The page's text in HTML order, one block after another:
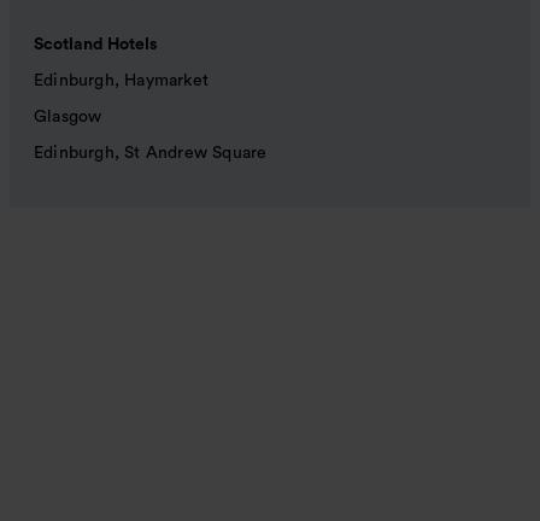
Scotland Hotels
Edinburgh, Haymarket
Glasgow
Edinburgh, St Andrew Square